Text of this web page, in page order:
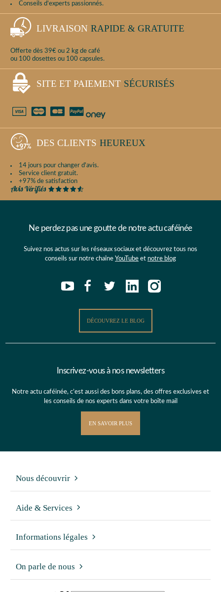
Conseils d'experts passionnés.
LIVRAISON RAPIDE & GRATUITE
Offerte dès 39€ ou 2 kg de café
ou 100 dosettes ou 100 capsules.
SITE ET PAIEMENT SÉCURISÉS
DES CLIENTS HEUREUX
14 jours pour changer d'avis.
Service client gratuit.
+97% de satisfaction
Ne perdez pas une goutte de notre actu caféinée
Suivez nos actus sur les réseaux sociaux et découvrez tous nos
conseils sur notre chaîne YouTube et notre blog
DÉCOUVREZ LE BLOG
Inscrivez-vous à nos newsletters
Notre actu caféinée, c’est aussi des bons plans, des offres exclusives et
les conseils de nos experts dans votre boîte mail
EN SAVOIR PLUS
Nous découvrir
Aide & Services
Informations légales
On parle de nous